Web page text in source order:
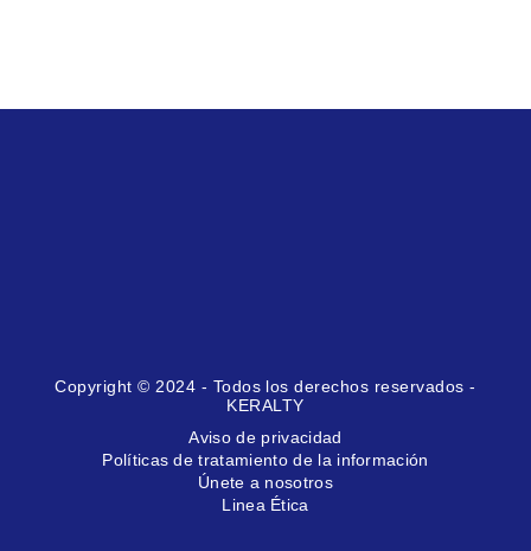
Copyright © 2024 - Todos los derechos reservados -
KERALTY
Aviso de privacidad
Políticas de tratamiento de la información
Únete a nosotros
Linea Ética